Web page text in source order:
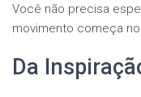
Você não precisa
movimento começa
Da